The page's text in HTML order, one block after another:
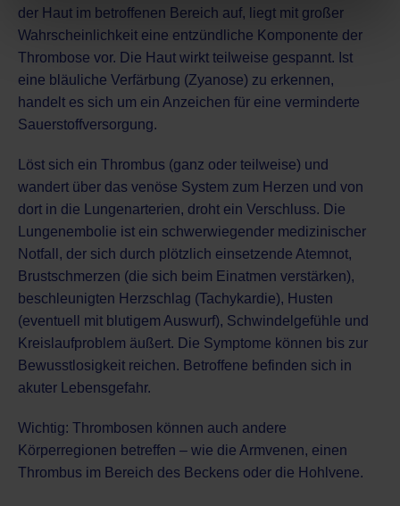
der Haut im betroffenen Bereich auf, liegt mit großer
Wahrscheinlichkeit eine entzündliche Komponente der
Thrombose vor. Die Haut wirkt teilweise gespannt. Ist
eine bläuliche Verfärbung (Zyanose) zu erkennen,
handelt es sich um ein Anzeichen für eine verminderte
Sauerstoffversorgung.
Löst sich ein Thrombus (ganz oder teilweise) und
wandert über das venöse System zum Herzen und von
dort in die Lungenarterien, droht ein Verschluss. Die
Lungenembolie ist ein schwerwiegender medizinischer
Notfall , der sich durch plötzlich einsetzende Atemnot,
Brustschmerzen (die sich beim Einatmen verstärken),
beschleunigten Herzschlag (Tachykardie), Husten
(eventuell mit blutigem Auswurf), Schwindelgefühle und
Kreislaufproblem äußert. Die Symptome können bis zur
Bewusstlosigkeit reichen. Betroffene befinden sich in
akuter Lebensgefahr.
Wichtig: Thrombosen können auch andere
Körperregionen betreffen – wie die Armvenen, einen
Thrombus im Bereich des Beckens oder die Hohlvene.